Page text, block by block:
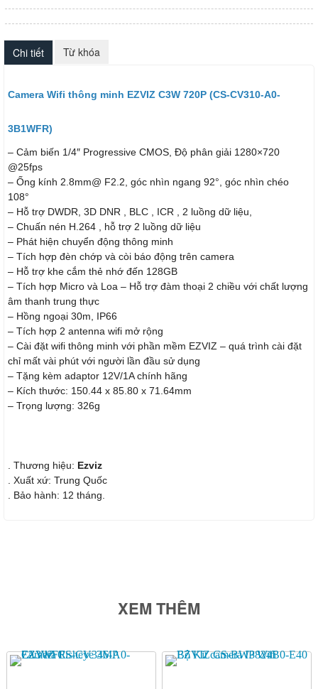
Chi tiết Từ khóa
Camera Wifi thông minh EZVIZ C3W 720P (CS-CV310-A0-
3B1WFR)
– Cảm biến 1/4″ Progressive CMOS, Độ phân giải 1280×720
@25fps
– Ống kính 2.8mm@ F2.2, góc nhìn ngang 92°, góc nhìn chéo
108°
– Hỗ trợ DWDR, 3D DNR , BLC , ICR , 2 luồng dữ liệu,
– Chuấn nén H.264 , hỗ trợ 2 luồng dữ liệu
– Phát hiện chuyển động thông minh
– Tích hợp đèn chớp và còi báo động trên camera
– Hỗ trợ khe cắm thẻ nhớ đến 128GB
– Tích hợp Micro và Loa – Hỗ trợ đàm thoại 2 chiều với chất lượng
âm thanh trung thực
– Hồng ngoại 30m, IP66
– Tích hợp 2 antenna wifi mở rộng
– Cài đặt wifi thông minh với phần mềm EZVIZ – quá trình cài đặt
chỉ mất vài phút với người lần đầu sử dụng
– Tặng kèm adaptor 12V/1A chính hãng
– Kích thước: 150.44 x 85.80 x 71.64mm
– Trọng lượng: 326g
. Thương hiệu: Ezviz
. Xuất xứ: Trung Quốc
. Bảo hành: 12 tháng.
XEM THÊM